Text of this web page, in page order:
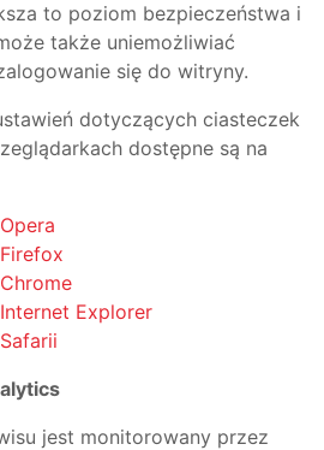
to poziom bezpieczeństwa i
także uniemożliwiać
się do witryny.
dotyczących ciasteczek
dostępne są na
Explorer
jest monitorowany przez